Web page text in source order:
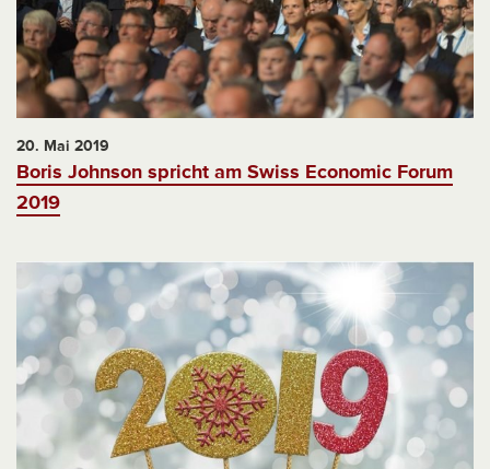
20. Mai 2019
Boris Johnson spricht am Swiss Economic Forum
2019